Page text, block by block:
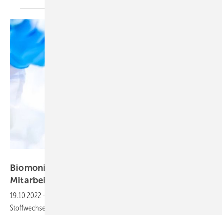
Biomonitoring: Expositionsgefahr für die
Mitarbeiter
19.10.2022 -
Stoffwechselprodukte im Körper und zeigt so, welche Mengen an